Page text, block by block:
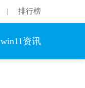
排行榜
win11资讯